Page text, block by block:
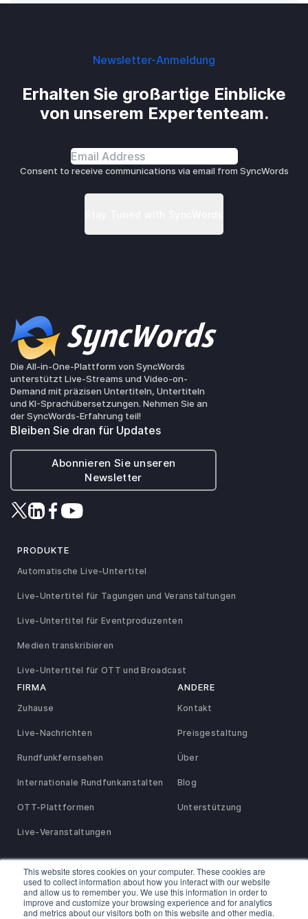
This website stores cookies on your computer. These cookies are
used to collect information about how you interact with our website
and allow us to remember you. We use this information in order to
improve and customize your browsing experience and for analytics
and metrics about our visitors both on this website and other media.
Newsletter-Anmeldung
Erhalten Sie großartige Einblicke
von unserem Expertenteam.
Consent to receive communications via email from SyncWords
Die All-in-One-Plattform von SyncWords
unterstützt Live-Streams und Video-on-
Demand mit präzisen Untertiteln, Untertiteln
und KI-Sprachübersetzungen. Nehmen Sie an
der SyncWords-Erfahrung teil!
Bleiben Sie dran für Updates
Abonnieren Sie unseren
Newsletter
PRODUKTE
Automatische Live-Untertitel
Live-Untertitel für Tagungen und Veranstaltungen
Live-Untertitel für Eventproduzenten
Medien transkribieren
Live-Untertitel für OTT und Broadcast
FIRMA
Zuhause
Live-Nachrichten
Rundfunkfernsehen
Internationale Rundfunkanstalten
OTT-Plattformen
Live-Veranstaltungen
ANDERE
Kontakt
Preisgestaltung
Über
Blog
Unterstützung
Datenschutz- und Rückerstattungsrichtlinie SaaS-Vereinbarung
NutzungsbedingungenServicevertrag
Vereinbarung für Wiederverkäufer und Empfehlungspartner
Cookie-Richtlinie